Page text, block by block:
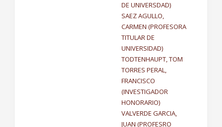
DE UNIVERSDAD)
SAEZ AGULLO,
CARMEN (PROFESORA
TITULAR DE
UNIVERSIDAD)
TODTENHAUPT, TOM
TORRES PERAL,
FRANCISCO
(INVESTIGADOR
HONORARIO)
VALVERDE GARCIA,
JUAN (PROFESRO